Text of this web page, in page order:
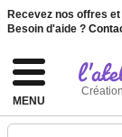
Recevez nos offres
Besoin d'aide ?
MENU